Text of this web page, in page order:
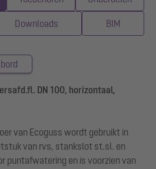
Downloads BIM
DN 100, horizontaal,
van Ecoguss wordt gebruikt in
van rvs, stankslot st.sl. en
puntafwatering en is voorzien van